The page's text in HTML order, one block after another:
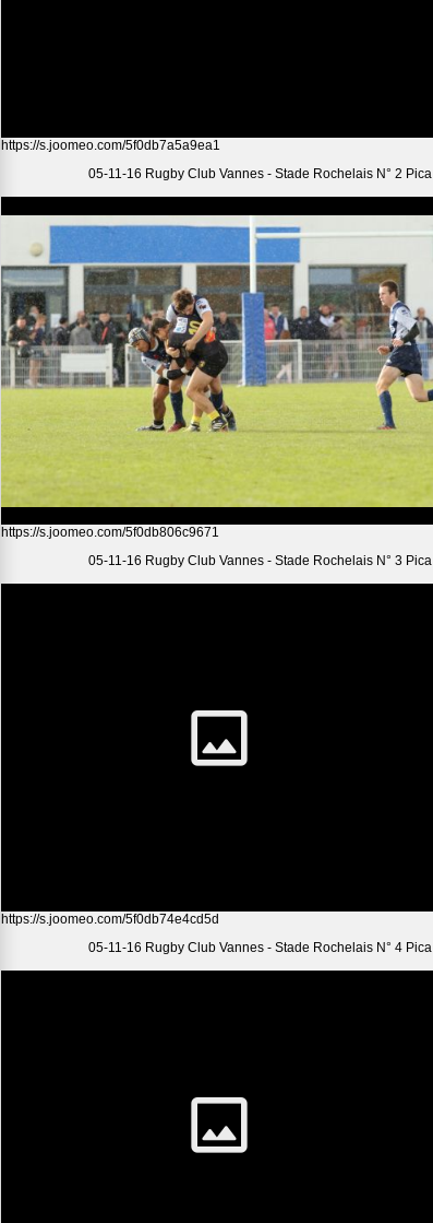
https://s.joomeo.com/5f0db7a5a9ea1
05-11-16 Rugby Club Vannes - Stade Rochelais N° 2 Pica
https://s.joomeo.com/5f0db806c9671
05-11-16 Rugby Club Vannes - Stade Rochelais N° 3 Pica
https://s.joomeo.com/5f0db74e4cd5d
05-11-16 Rugby Club Vannes - Stade Rochelais N° 4 Pica